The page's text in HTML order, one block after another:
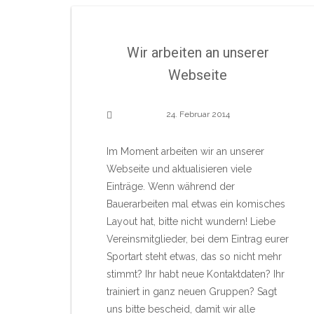
Wir arbeiten an unserer
Webseite
24. Februar 2014
Im Moment arbeiten wir an unserer
Webseite und aktualisieren viele
Einträge. Wenn während der
Bauerarbeiten mal etwas ein komisches
Layout hat, bitte nicht wundern! Liebe
Vereinsmitglieder, bei dem Eintrag eurer
Sportart steht etwas, das so nicht mehr
stimmt? Ihr habt neue Kontaktdaten? Ihr
trainiert in ganz neuen Gruppen? Sagt
uns bitte bescheid, damit wir alle